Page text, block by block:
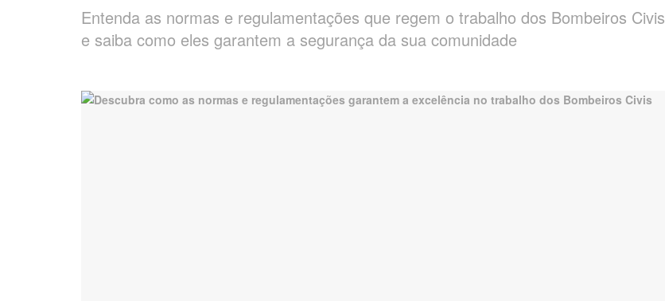
Entenda as normas e regulamentações que regem o trabalho dos Bombeiros Civis
e saiba como eles garantem a segurança da sua comunidade